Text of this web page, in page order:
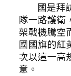
國是拜
隊一路護衛
架戰機騰空
國國旗的紅
次以這一高
意。